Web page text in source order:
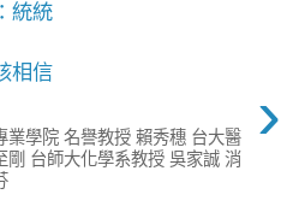
統統
相信
›
業學院 名譽教授 賴秀穗 台大醫
剛 台師大化學系教授 吳家誠 消